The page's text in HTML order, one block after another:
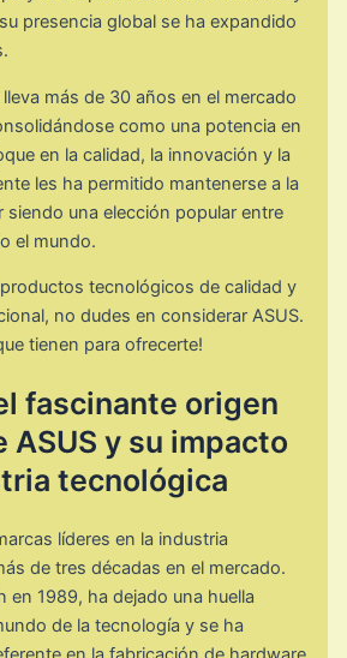
presencia global se ha expandido
más de 30 años en el mercado
como una potencia en
en la calidad, la innovación y la
les ha permitido mantenerse a la
siendo una elección popular entre
el mundo.
tecnológicos de calidad y
no dudes en considerar ASUS.
tienen para ofrecerte!
fascinante origen
ASUS y su impacto
tecnológica
líderes en la industria
de tres décadas en el mercado.
en 1989, ha dejado una huella
de la tecnología y se ha